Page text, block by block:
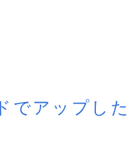
でアップし